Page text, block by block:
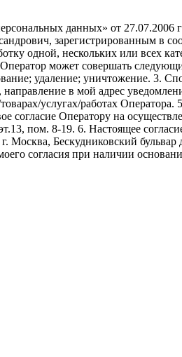
данных» от 27.07.2006
зарегистрированным в
одной, нескольких или всех
может совершать
удаление; уничтожение. 3.
в мой адрес
услугах/работах
согласие Оператору на
пом. 8-19. 6. Настоящее
Москва, Бескудниковский
согласия при наличии